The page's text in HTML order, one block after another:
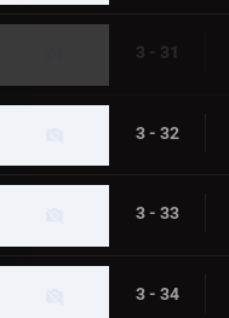
3 - 31
3 - 32
3 - 33
3 - 34